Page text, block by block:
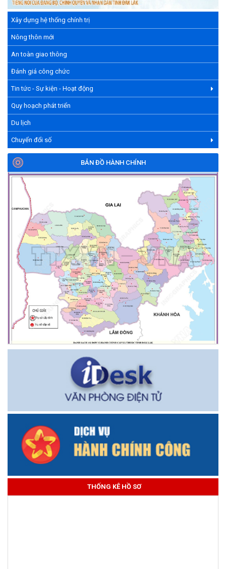
Xây dựng hệ thống chính trị
Nông thôn mới
An toàn giao thông
Đánh giá công chức
Tin tức - Sự kiện - Hoạt động
Quy hoạch phát triển
Du lịch
Chuyển đổi số
BẢN ĐỒ HÀNH CHÍNH
THỐNG KÊ HỒ SƠ